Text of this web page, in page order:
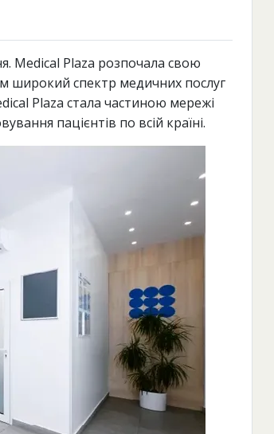
Medical Plaza розпочала свою
широкий спектр медичних послуг
Plaza стала частиною мережі
пацієнтів по всій країні.